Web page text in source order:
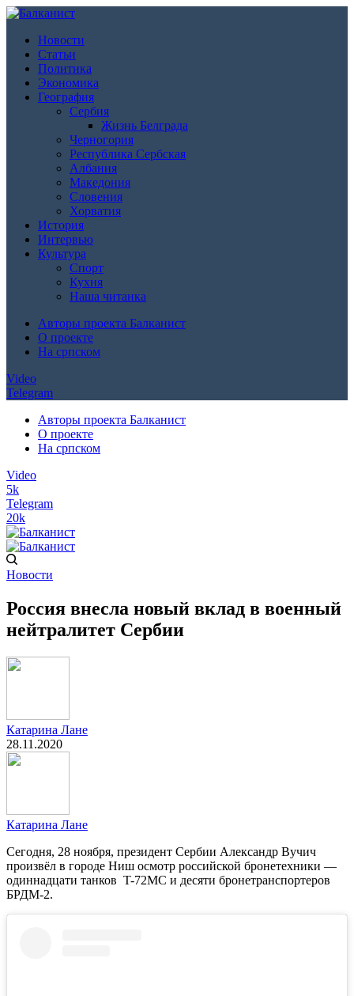
Новости
Статьи
Политика
Экономика
География
Сербия
Жизнь Белграда
Черногория
Республика Сербская
Албания
Македония
Словения
Хорватия
История
Интервью
Культура
Спорт
Кухня
Наша читанка
Авторы проекта Балканист
О проекте
На српском
Video
Telegram
Авторы проекта Балканист
О проекте
На српском
Video
5k
Telegram
20k
Новости
Россия внесла новый вклад в военный
нейтралитет Сербии
Катарина Лане
28.11.2020
Катарина Лане
Сегодня, 28 ноября, президент Сербии Александр Вучич
произвёл в городе Ниш осмотр российской бронетехники —
одиннадцати танков T-72MC и десяти бронетранспортеров
БРДМ-2.